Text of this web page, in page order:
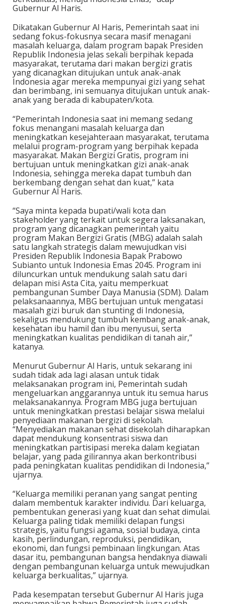
Gubernur Al Haris.
Dikatakan Gubernur Al Haris, Pemerintah saat ini
sedang fokus-fokusnya secara masif menagani
masalah keluarga, dalam program bapak Presiden
Republik Indonesia jelas sekali berpihak kepada
masyarakat, terutama dari makan bergizi gratis
yang dicanagkan ditujukan untuk anak-anak
Indonesia agar mereka mempunyai gizi yang sehat
dan berimbang, ini semuanya ditujukan untuk anak-
anak yang berada di kabupaten/kota.
“Pemerintah Indonesia saat ini memang sedang
fokus menangani masalah keluarga dan
meningkatkan kesejahteraan masyarakat, terutama
melalui program-program yang berpihak kepada
masyarakat. Makan Bergizi Gratis, program ini
bertujuan untuk meningkatkan gizi anak-anak
Indonesia, sehingga mereka dapat tumbuh dan
berkembang dengan sehat dan kuat,” kata
Gubernur Al Haris.
“Saya minta kepada bupati/wali kota dan
stakeholder yang terkait untuk segera laksanakan,
program yang dicanagkan pemerintah yaitu
program Makan Bergizi Gratis (MBG) adalah salah
satu langkah strategis dalam mewujudkan visi
Presiden Republik Indonesia Bapak Prabowo
Subianto untuk Indonesia Emas 2045. Program ini
diluncurkan untuk mendukung salah satu dari
delapan misi Asta Cita, yaitu memperkuat
pembangunan Sumber Daya Manusia (SDM). Dalam
pelaksanaannya, MBG bertujuan untuk mengatasi
masalah gizi buruk dan stunting di Indonesia,
sekaligus mendukung tumbuh kembang anak-anak,
kesehatan ibu hamil dan ibu menyusui, serta
meningkatkan kualitas pendidikan di tanah air,”
katanya.
Menurut Gubernur Al Haris, untuk sekarang ini
sudah tidak ada lagi alasan untuk tidak
melaksanakan program ini, Pemerintah sudah
mengeluarkan anggarannya untuk itu semua harus
melaksanakannya. Program MBG juga bertujuan
untuk meningkatkan prestasi belajar siswa melalui
penyediaan makanan bergizi di sekolah.
“Menyediakan makanan sehat disekolah diharapkan
dapat mendukung konsentrasi siswa dan
meningkatkan partisipasi mereka dalam kegiatan
belajar, yang pada gilirannya akan berkontribusi
pada peningkatan kualitas pendidikan di Indonesia,”
ujarnya.
“Keluarga memiliki peranan yang sangat penting
dalam membentuk karakter individu. Dari keluarga,
pembentukan generasi yang kuat dan sehat dimulai.
Keluarga paling tidak memiliki delapan fungsi
strategis, yaitu fungsi agama, sosial budaya, cinta
kasih, perlindungan, reproduksi, pendidikan,
ekonomi, dan fungsi pembinaan lingkungan. Atas
dasar itu, pembangunan bangsa hendaknya diawali
dengan pembangunan keluarga untuk mewujudkan
keluarga berkualitas,” ujarnya.
Pada kesempatan tersebut Gubernur Al Haris juga